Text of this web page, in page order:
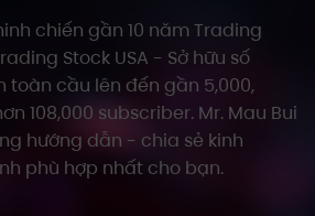
chiến gần 10 năm Trading
Stock USA - Sở hữu số
toàn cầu lên đến gần 5,000,
108,000 subscriber. Mr. Mau Bui
hướng dẫn - chia sẻ kinh
phù hợp nhất cho bạn.